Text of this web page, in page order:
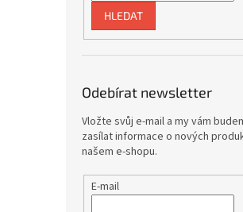
HLEDAT
Odebírat newsletter
Vložte svůj e-mail a my vám
zasílat informace o nových
našem e-shopu.
E-mail